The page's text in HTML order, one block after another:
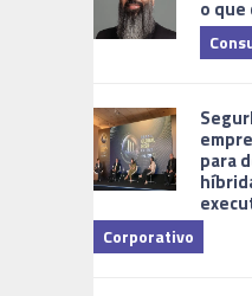
o que
para
Corporativo